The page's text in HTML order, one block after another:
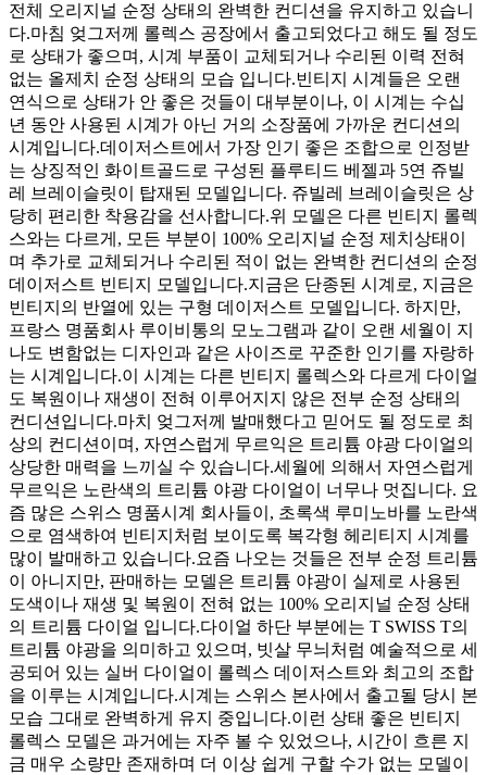
전체 오리지널 순정 상태의 완벽한 컨디션을 유지하고 있습니
다. ​ 마침 엊그저께 롤렉스 공장에서 출고되었다고 해도 될 정도
로 상태가 좋으며, 시계 부품이 교체되거나 수리된 이력 전혀
없는 올제치 순정 상태의 모습 입니다. ​ 빈티지 시계들은 오랜
연식으로 상태가 안 좋은 것들이 대부분이나, 이 시계는 수십
년 동안 사용된 시계가 아닌 거의 소장품에 가까운 컨디션의
시계입니다. ​ 데이저스트에서 가장 인기 좋은 조합으로 인정받
는 상징적인 화이트골드로 구성된 플루티드 베젤과 5연 쥬빌
레 브레이슬릿이 탑재된 모델입니다. 쥬빌레 브레이슬릿은 상
당히 편리한 착용감을 선사합니다. ​ 위 모델은 다른 빈티지 롤렉
스와는 다르게, 모든 부분이 100% 오리지널 순정 제치상태이
며 추가로 교체되거나 수리된 적이 없는 완벽한 컨디션의 순정
데이저스트 빈티지 모델입니다. ​ 지금은 단종된 시계로, 지금은
빈티지의 반열에 있는 구형 데이저스트 모델입니다. 하지만,
프랑스 명품회사 루이비통의 모노그램과 같이 오랜 세월이 지
나도 변함없는 디자인과 같은 사이즈로 꾸준한 인기를 자랑하
는 시계입니다. ​ 이 시계는 다른 빈티지 롤렉스와 다르게 다이얼
도 복원이나 재생이 전혀 이루어지지 않은 전부 순정 상태의
컨디션입니다. ​ 마치 엊그저께 발매했다고 믿어도 될 정도로 최
상의 컨디션이며, 자연스럽게 무르익은 트리튬 야광 다이얼의
상당한 매력을 느끼실 수 있습니다. ​ 세월에 의해서 자연스럽게
무르익은 노란색의 트리튬 야광 다이얼이 너무나 멋집니다. 요
즘 많은 스위스 명품시계 회사들이, 초록색 루미노바를 노란색
으로 염색하여 빈티지처럼 보이도록 복각형 헤리티지 시계를
많이 발매하고 있습니다. ​ 요즘 나오는 것들은 전부 순정 트리튬
이 아니지만, 판매하는 모델은 트리튬 야광이 실제로 사용된
도색이나 재생 및 복원이 전혀 없는 100% 오리지널 순정 상태
의 트리튬 다이얼 입니다. ​ 다이얼 하단 부분에는 T SWISS T의
트리튬 야광을 의미하고 있으며, 빗살 무늬처럼 예술적으로 세
공되어 있는 실버 다이얼이 롤렉스 데이저스트와 최고의 조합
을 이루는 시계입니다. ​ 시계는 스위스 본사에서 출고될 당시 본
모습 그대로 완벽하게 유지 중입니다. ​ 이런 상태 좋은 빈티지
롤렉스 모델은 과거에는 자주 볼 수 있었으나, 시간이 흐른 지
금 매우 소량만 존재하며 더 이상 쉽게 구할 수가 없는 모델이